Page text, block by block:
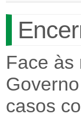
Face às
casos